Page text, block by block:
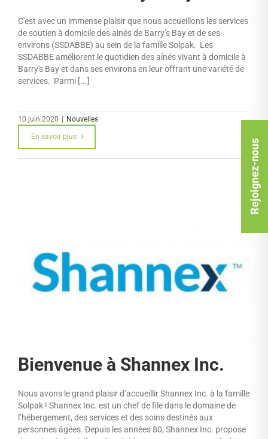
C'est avec un immense plaisir que nous accueillons les services
de soutien à domicile des ainés de Barry’s Bay et de ses
environs (SSDABBE) au sein de la famille Solpak. Les
SSDABBE améliorent le quotidien des aînés vivant à domicile à
Barry's Bay et dans ses environs en leur offrant une variété de
services. Parmi [...]
10 juin 2020 | Nouvelles
En savoir plus
Bienvenue à Shannex Inc.
Nous avons le grand plaisir d’accueillir Shannex Inc. à la famille
Solpak ! Shannex Inc. est un chef de file dans le domaine de
l’hébergement, des services et des soins destinés aux
personnes âgées. Depuis les années 80, Shannex Inc. propose
Rejoignez-nous